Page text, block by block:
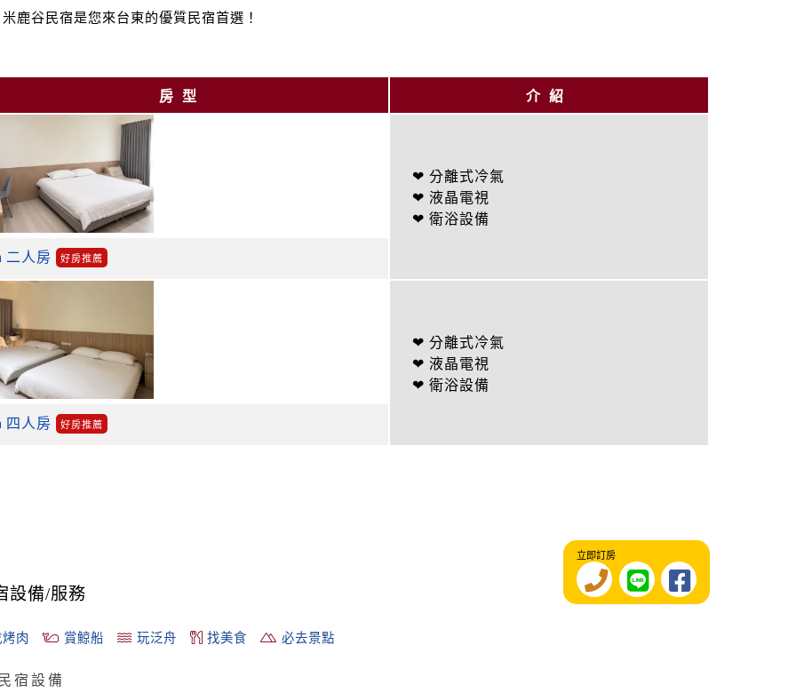
鹿谷民宿是您來台東的優質民宿首選！
房型 介紹
❤ 分離式冷氣
❤ 液晶電視
❤ 衛浴設備
二人房 好房推薦
❤ 分離式冷氣
❤ 液晶電視
❤ 衛浴設備
四人房 好房推薦
設備/服務
立即訂房
肉 賞鯨船 玩泛舟 找美食 必去景點
宿設備